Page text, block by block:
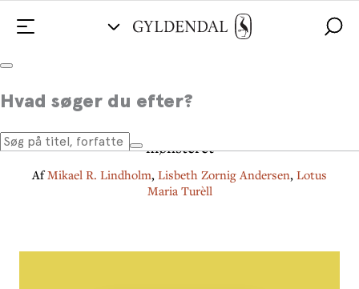
Hvad søger du efter?
Underdanmarks jægersoldater
Om at hjælpe brændte børn til at bryde
mønsteret
AfMikael R. Lindholm, Lisbeth Zornig Andersen, Lotus
Maria Turèll